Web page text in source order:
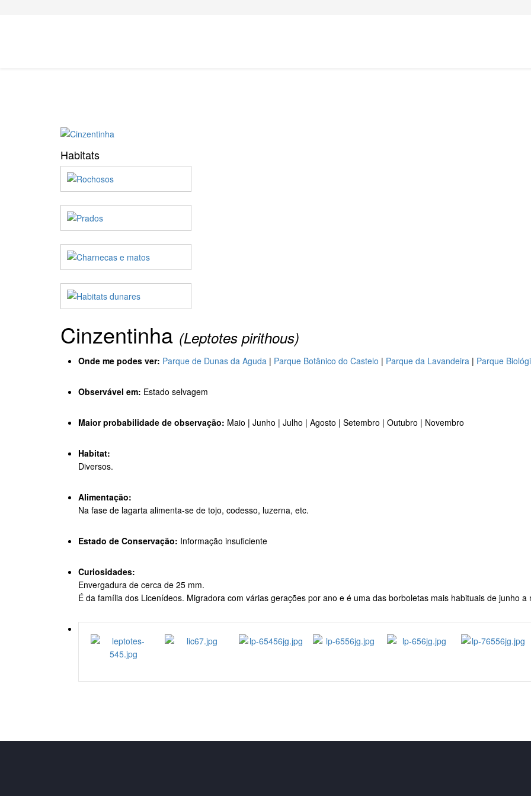
Habitats
Cinzentinha (Leptotes pirithous)
Onde me podes ver: Parque de Dunas da Aguda | Parque Botânico do Castelo | Parque da Lavandeira | Parque
Observável em: Estado selvagem
Maior probabilidade de observação: Maio | Junho | Julho | Agosto | Setembro | Outubro | Novembro
Habitat:
Diversos.
Alimentação:
Na fase de lagarta alimenta-se de tojo, codesso, luzerna, etc.
Estado de Conservação: Informação insuficiente
Curiosidades:
Envergadura de cerca de 25 mm.
É da família dos Licenídeos. Migradora com várias gerações por ano e é uma das borboletas mais habituais de junho a